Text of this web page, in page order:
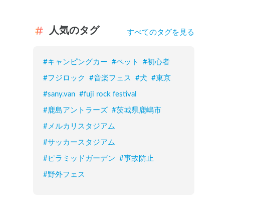
人気のタグ すべてのタグを見る
#キャンピングカー #ペット #初心者
#フジロック #音楽フェス #犬 #東京
#sany.van #fuji rock festival
#鹿島アントラーズ #茨城県鹿嶋市
#メルカリスタジアム
#サッカースタジアム
#ピラミッドガーデン #事故防止
#野外フェス